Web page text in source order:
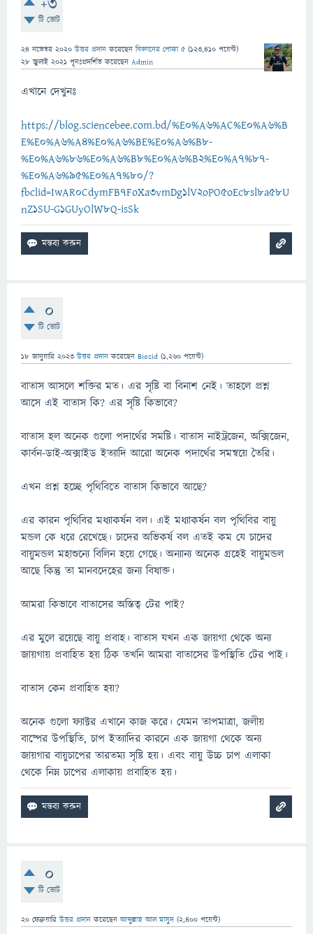
টি ভোট
24 নভেম্বর 2020 উত্তর প্রদান করেছেনবিজ্ঞানের পোকা ৫ (123,410 পয়েন্ট)
28 জুলাই 2021 পূনঃপ্রদর্শিত করেছেন Admin
এখানে দেখুনঃ
https://blog.sciencebee.com.bd/%E0%A6%AC%E0%A6%B
E%E0%A6%A4%E0%A6%BE%E0%A6%B8-
%E0%A6%86%E0%A6%B8%E0%A6%B2%E0%A7%87-
%E0%A6%95%E0%A7%80/?
fbclid=IwAR0CdymFB7FoXa3vmDg1lV2oPO5oEc8sl8a58U
nZ1SU-G1GUyOlW8Q-isSk
0
টি ভোট
18 জানুয়ারি 2023 উত্তর প্রদান করেছেন Biozid (1,260 পয়েন্ট)
বাতাস আসলে শক্তির মত। এর সৃষ্টি বা বিনাশ নেই। তাহলে প্রশ্ন
আসে এই বাতাস কি? এর সৃষ্টি কিভাবে?
বাতাস হল অনেক গুলো পদার্থের সমষ্টি। বাতাস নাইট্রজেন, অক্সিজেন,
কার্বন-ডাই-অক্সাইড ইত্যাদি আরো অনেক পদার্থের সমন্বয়ে তৈরি।
এখন প্রশ্ন হচ্ছে পৃথিবিতে বাতাস কিভাবে আছে?
এর কারন পৃথিবির মধ্যাকর্ষন বল। এই মধ্যাকর্ষন বল পৃথিবির বায়ু
মন্ডল কে ধরে রেখেছে। চাদের অভিকর্ষ বল এতই কম যে চাদের
বায়ুমন্ডল মহাশুন্যে বিলিন হয়ে গেছে। অন্যান্য অনেক গ্রহেই বায়ুমন্ডল
আছে কিন্তু তা মানবদেহের জন্য বিষাক্ত।
আমরা কিভাবে বাতাসের অস্তিত্ব টের পাই?
এর মুলে রয়েছে বায়ু প্রবাহ। বাতাস যখন এক জায়গা থেকে অন্য
জায়গায় প্রবাহিত হয় ঠিক তখনি আমরা বাতাসের উপস্থিতি টের পাই।
বাতাস কেন প্রবাহিত হয়?
অনেক গুলো ফ্যাক্টর এখানে কাজ করে। যেমন তাপমাত্রা, জলীয়
বাষ্পের উপস্থিতি, চাপ ইত্যাদির কারনে এক জায়গা থেকে অন্য
জায়গার বায়ুচাপের তারতম্য সৃষ্টি হয়। এবং বায়ু উচ্চ চাপ এলাকা
থেকে নিম্ন চাপের এলাকায় প্রবাহিত হয়।
0
টি ভোট
20 ফেব্রুয়ারি উত্তর প্রদান করেছেনআব্দুল্লাহ আল মাসুদ (2,400 পয়েন্ট)